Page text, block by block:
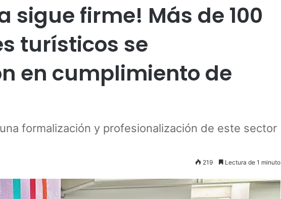
sigue firme! Más de 100
turísticos se
en cumplimiento de
formalización y profesionalización de este sector
219 Lectura de 1 minuto